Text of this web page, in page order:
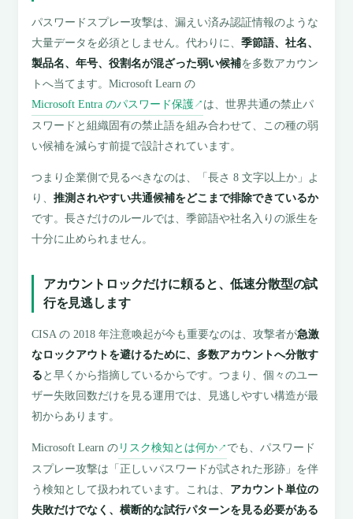
パスワードスプレー攻撃は、漏えい済み認証情報のような
大量データを必須としません。代わりに、季節語、社名、
製品名、年号、役割名が混ざった弱い候補を多数アカウン
トへ当てます。Microsoft Learn の
Microsoft Entra のパスワード保護 ↗ は、世界共通の禁止パ
スワードと組織固有の禁止語を組み合わせて、この種の弱
い候補を減らす前提で設計されています。
つまり企業側で見るべきなのは、「長さ 8 文字以上か」よ
り、推測されやすい共通候補をどこまで排除できているか
です。長さだけのルールでは、季節語や社名入りの派生を
十分に止められません。
アカウントロックだけに頼ると、低速分散型の試
行を見逃します
CISA の 2018 年注意喚起が今も重要なのは、攻撃者が急激
なロックアウトを避けるために、多数アカウントへ分散す
る と早くから指摘しているからです。つまり、個々のユー
ザー失敗回数だけを見る運用では、見逃しやすい構造が最
初からあります。
Microsoft Learn の リスク検知とは何か↗ でも、パスワード
スプレー攻撃は「正しいパスワードが試された形跡」を伴
う検知として扱われています。これは、 アカウント単位の
失敗だけでなく、横断的な試行パターンを見る必要がある